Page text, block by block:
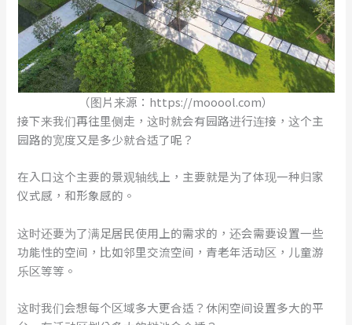
（图片来源：https://mooool.com）
接下来我们再往里侧走，这时就会有园路进行连接，这个主
园路的宽度又是多少就合适了呢？
在入口这个主要的景观轴线上，主要就是为了体现一种归家
仪式感，和形象感的。
这时还要为了满足居民使用上的需求的，还会需要设置一些
功能性的空间，比如邻里交流空间，青老年活动区，儿童游
乐区等等。
这时我们会想每个区域多大更合适？休闲空间设置多大的平